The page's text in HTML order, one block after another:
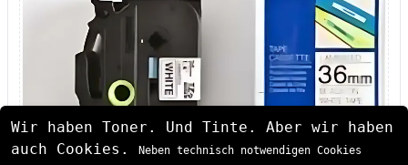
Wir haben Toner. Und Tinte. Aber wir haben
auch Cookies.
Neben technisch notwendigen Cookies